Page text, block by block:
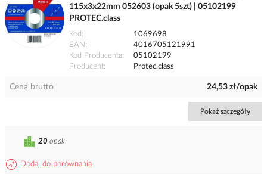
115x3x22mm 052603 (opak 5szt) | 05102199
PROTEC.class
Kod
1069698
EAN
4016705121991
Kod Producenta
05102199
Producent
Protec.class
Cena brutto 24,53 zł/opak
Pokaż szczegóły
Dodaj do porównania
20 opak